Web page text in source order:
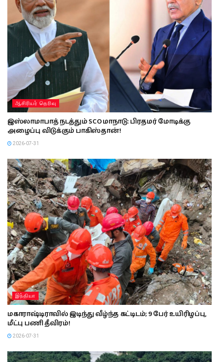
ஆசிரியர் தெரிவு
இஸ்லாமாபாத் நடத்தும் SCO மாநாடு: பிரதமர் மோடிக்கு
அழைப்பு விடுக்கும் பாகிஸ்தான்!
2026-07-31
இந்தியா
மகாராஷ்டிராவில் இடிந்து வீழ்ந்த கட்டிடம்; 9 பேர் உயிரிழப்பு,
மீட்பு பணி தீவிரம்!
2026-07-31